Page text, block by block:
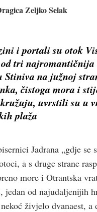
Zeljko Selak
i portali su otok
tri najromantičnija
Stiniva na južnoj
čistoga mora i
uvrstili su u
plaža
Jadrana „gdje se
a s druge strane
more i Otrantska
jedan od najudaljenijih
živjelo dvanaest, a